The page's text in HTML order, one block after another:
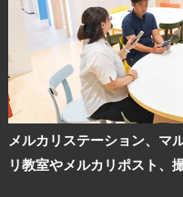
メルカリステーション、マ
リ教室やメルカリポスト、